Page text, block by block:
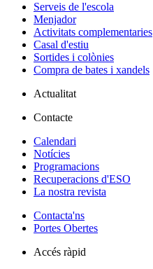
Serveis de l'escola
Menjador
Activitats complementaries
Casal d'estiu
Sortides i colònies
Compra de bates i xandels
Actualitat
Contacte
Calendari
Notícies
Programacions
Recuperacions d'ESO
La nostra revista
Contacta'ns
Portes Obertes
Accés ràpid